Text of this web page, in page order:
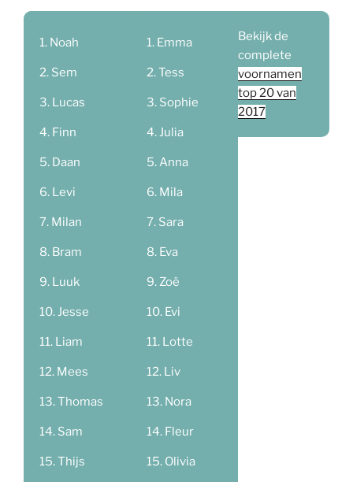
Noah
Sem
Lucas
Finn
Daan
Levi
Milan
Bram
Luuk
Jesse
Liam
Mees
Thomas
Sam
Thijs
Emma
Tess
Sophie
Julia
Anna
Mila
Sara
Eva
Zoë
Evi
Lotte
Liv
Nora
Fleur
Olivia
Bekijk de
complete
voornamen
top 20 van
2017